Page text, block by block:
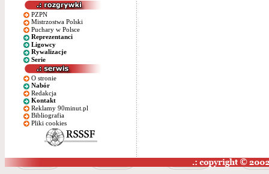
PZPN
Mistrzostwa Polski
Puchary w Polsce
Reprezentanci
Ligowcy
Rywalizacje
Serie
O stronie
Nabór
Redakcja
Kontakt
Reklamy 90minut.pl
Bibliografia
Pliki cookies